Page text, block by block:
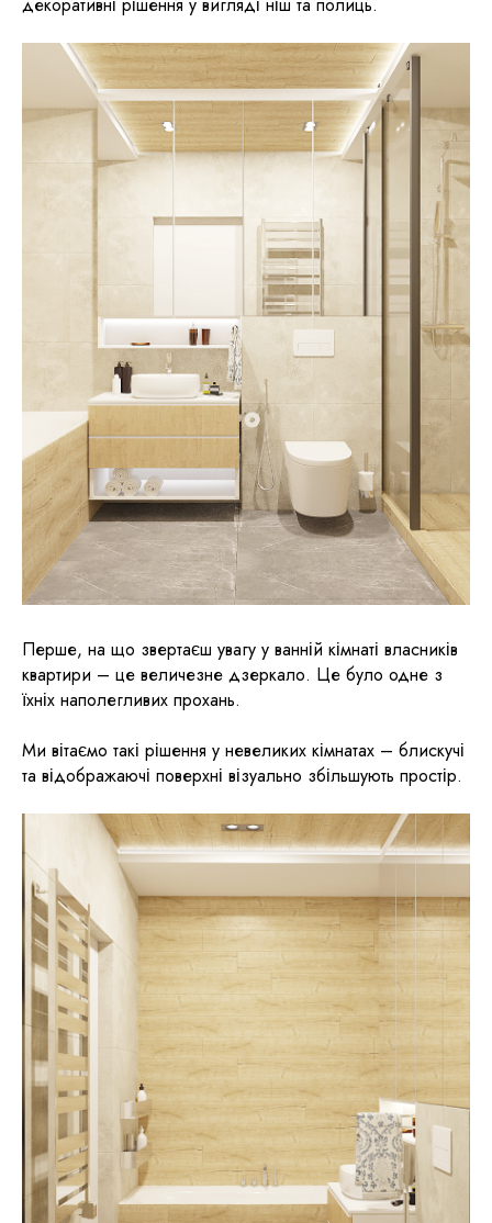
Перше, на що звертаєш увагу у ванній кімнаті власників
квартири – це величезне дзеркало. Це було одне з
їхніх наполегливих прохань.
Ми вітаємо такі рішення у невеликих кімнатах – блискучі
та відображаючі поверхні візуально збільшують простір.